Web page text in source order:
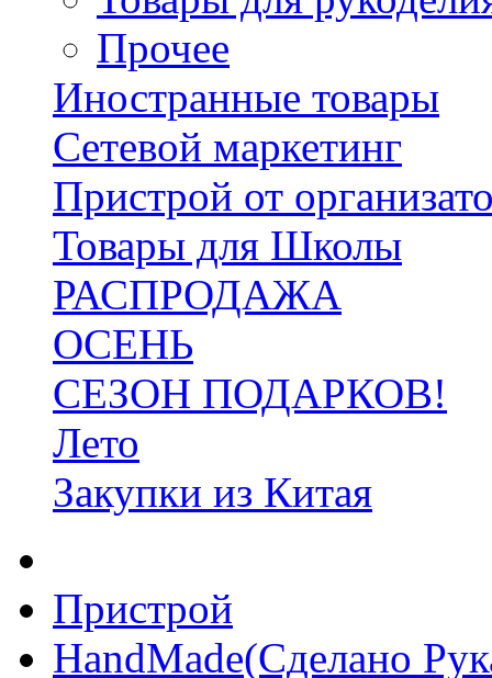
Прочее
Иностранные товары
Сетевой маркетинг
Пристрой от
Товары для Школы
РАСПРОДАЖА
ОСЕНЬ
СЕЗОН ПОДАРКОВ!
Лето
Закупки из Китая
Пристрой
HandMade(Сделано